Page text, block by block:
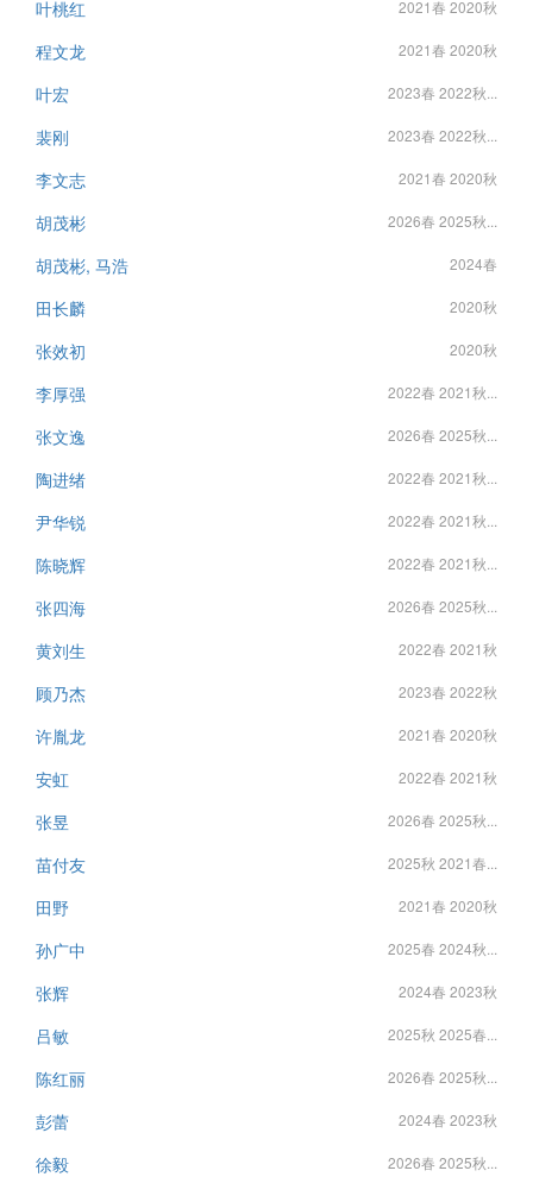
叶桃红 2021春 2020秋
程文龙 2021春 2020秋
叶宏 2023春 2022秋...
裴刚 2023春 2022秋...
李文志 2021春 2020秋
胡茂彬 2026春 2025秋...
胡茂彬, 马浩 2024春
田长麟 2020秋
张效初 2020秋
李厚强 2022春 2021秋...
张文逸 2026春 2025秋...
陶进绪 2022春 2021秋...
尹华锐 2022春 2021秋...
陈晓辉 2022春 2021秋...
张四海 2026春 2025秋...
黄刘生 2022春 2021秋
顾乃杰 2023春 2022秋
许胤龙 2021春 2020秋
安虹 2022春 2021秋
张昱 2026春 2025秋...
苗付友 2025秋 2021春...
田野 2021春 2020秋
孙广中 2025春 2024秋...
张辉 2024春 2023秋
吕敏 2025秋 2025春...
陈红丽 2026春 2025秋...
彭蕾 2024春 2023秋
徐毅 2026春 2025秋...